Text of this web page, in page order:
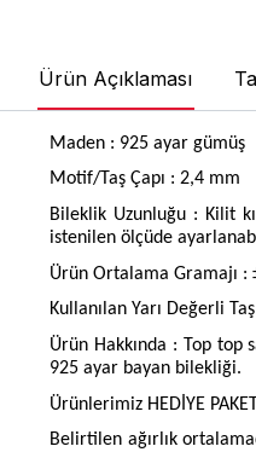
Ürün Açıklaması
Maden : 925 ayar gümüş
Motif/Taş Çapı : 2,4 mm
Bileklik Uzunluğu : Kilit
istenilen ölçüde
Ürün Ortalama Gramajı :
Kullanılan Yarı Değerli
Ürün Hakkında : Top top
925 ayar bayan bilekliği.
Ürünlerimiz HEDİYE
Belirtilen ağırlık